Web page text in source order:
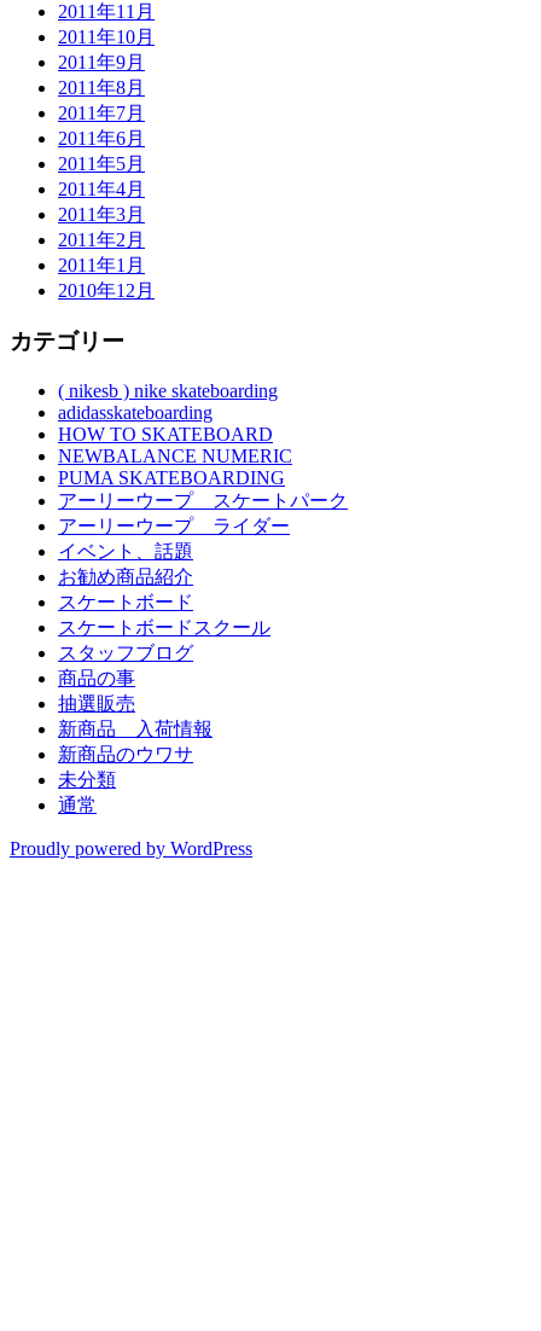
2011年11月
2011年10月
2011年9月
2011年8月
2011年7月
2011年6月
2011年5月
2011年4月
2011年3月
2011年2月
2011年1月
2010年12月
カテゴリー
( nikesb ) nike skateboarding
adidasskateboarding
HOW TO SKATEBOARD
NEWBALANCE NUMERIC
PUMA SKATEBOARDING
アーリーウープ スケートパーク
アーリーウープ ライダー
イベント、話題
お勧め商品紹介
スケートボード
スケートボードスクール
スタッフブログ
商品の事
抽選販売
新商品 入荷情報
新商品のウワサ
未分類
通常
Proudly powered by WordPress